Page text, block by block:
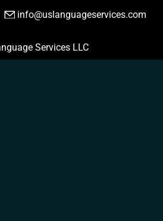
info@uslanguageservices.com
HACER PEDIDO
Services LLC